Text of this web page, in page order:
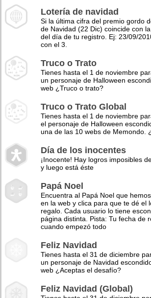
Lotería de navidad
Si la última cifra del premio gordo
de Navidad (22 Dic) coincide con
del día de tu registro. Ej: 23/09/
con el 3.
Truco o Trato
Tienes hasta el 1 de noviembre
un personaje de Halloween
web ¿Truco o trato?
Truco o Trato Global
Tienes hasta el 1 de noviembre
el personaje de Halloween
una de las 10 webs de Memondo.
Día de los inocentes
¡Inocente! Hay logros imposibles
y luego está éste
Papá Noel
Encuentra al Papá Noel que
en la web y clica para que te dé el
regalo. Cada usuario lo tiene
página distinta. Pista: Tu fecha de
cuando empezó todo
Feliz Navidad
Tienes hasta el 31 de diciembre
un personaje de Navidad
web ¿Aceptas el desafío?
Feliz Navidad (Global)